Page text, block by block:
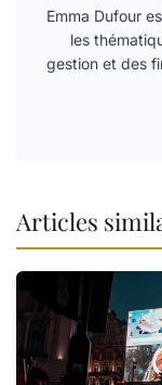
Emma Dufour
les
gestion et des
Articles